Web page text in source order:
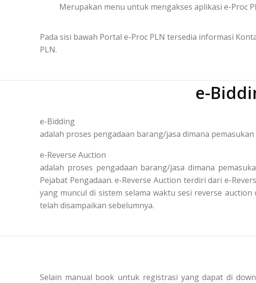
Merupakan menu untuk mengakses aplikasi e-Proc
Pada sisi bawah Portal e-Proc PLN tersedia informasi
PLN.
e-
e-Bidding
adalah proses pengadaan barang/jasa dimana
e-Reverse Auction
adalah proses pengadaan barang/jasa dimana
Pejabat Pengadaan. e-Reverse Auction terdiri dari e-
yang muncul di sistem selama waktu sesi reverse
telah disampaikan sebelumnya.
Selain manual book untuk registrasi yang dapat di